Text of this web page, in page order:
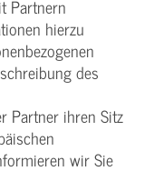
Partnern
hierzu
des
Partner ihren Sitz
wir Sie